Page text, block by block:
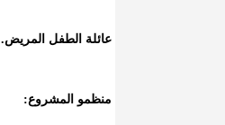
عائلة الطفل المريض.
منظمو المشروع: